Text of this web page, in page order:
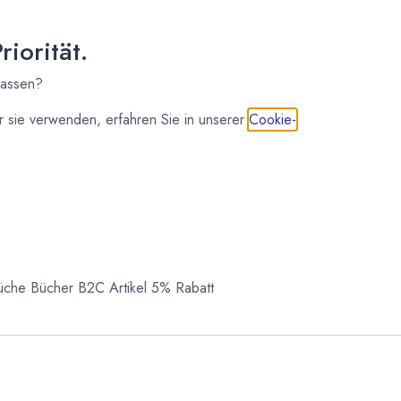
Bücher B2C Artikel 5% Rabatt
verwenden, erfahren Sie in unserer Cookie-